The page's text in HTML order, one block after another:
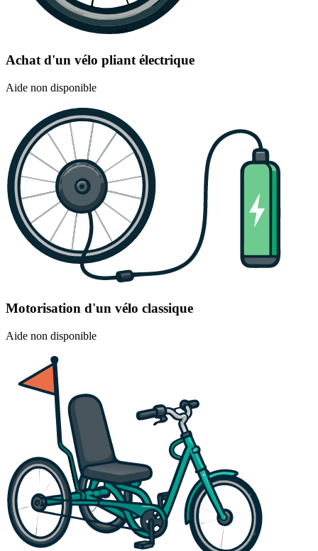
Achat d'un vélo pliant électrique
Aide non disponible
Motorisation d'un vélo classique
Aide non disponible